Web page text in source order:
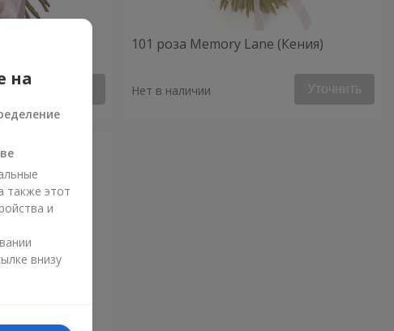
101 роза Memory Lane (Кения)
Нет в наличии Уточнить
на
также этот
и
внизу